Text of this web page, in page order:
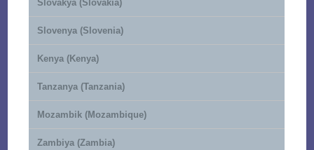
Slovakya (Slovakia)
Slovenya (Slovenia)
Kenya (Kenya)
Tanzanya (Tanzania)
Mozambik (Mozambique)
Zambiya (Zambia)